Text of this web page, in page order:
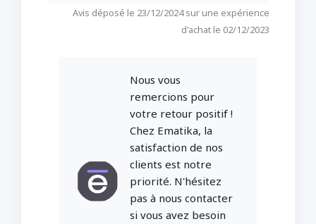
Avis déposé le 23/12/2024 sur une expérience
d'achat le 02/12/2023
Nous vous
remercions pour
votre retour positif !
Chez Ematika, la
satisfaction de nos
clients est notre
priorité. N'hésitez
pas à nous contacter
si vous avez besoin